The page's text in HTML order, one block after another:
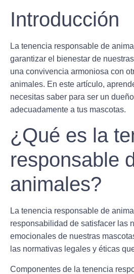
Introducción
La tenencia responsable de
garantizar el bienestar de
una convivencia armoniosa con
animales. En este artículo,
necesitas saber para ser un
adecuadamente a tus mascotas.
¿Qué es la
responsable
animales?
La tenencia responsable de
responsabilidad de satisfacer las
emocionales de nuestras
las normativas legales y éticas
Componentes de la tenencia